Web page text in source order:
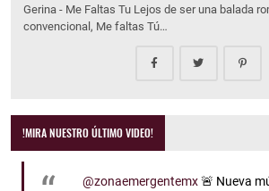
Gerina - Me Faltas Tu Lejos de ser una balada
convencional, Me faltas Tú…
!MIRA NUESTRO ÚLTIMO VIDEO!
@zonaemergentemx🚨 Nueva